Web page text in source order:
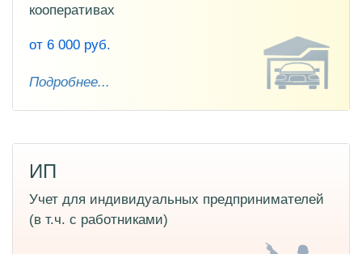
кооперативах
от 6 000 руб.
Подробнее...
ИП
Учет для индивидуальных предпринимателей
(в т.ч. с работниками)